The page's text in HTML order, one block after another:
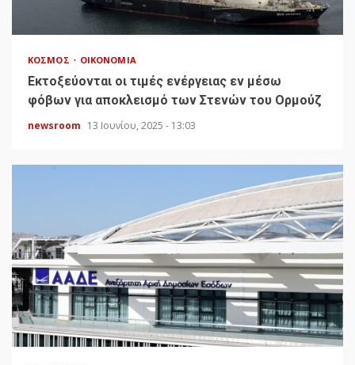
ΚΌΣΜΟΣ ΟΙΚΟΝΟΜΊΑ
Εκτοξεύονται οι τιμές ενέργειας εν μέσω
φόβων για αποκλεισμό των Στενών του Ορμούζ
newsroom 13 Ιουνίου, 2025 - 13:03